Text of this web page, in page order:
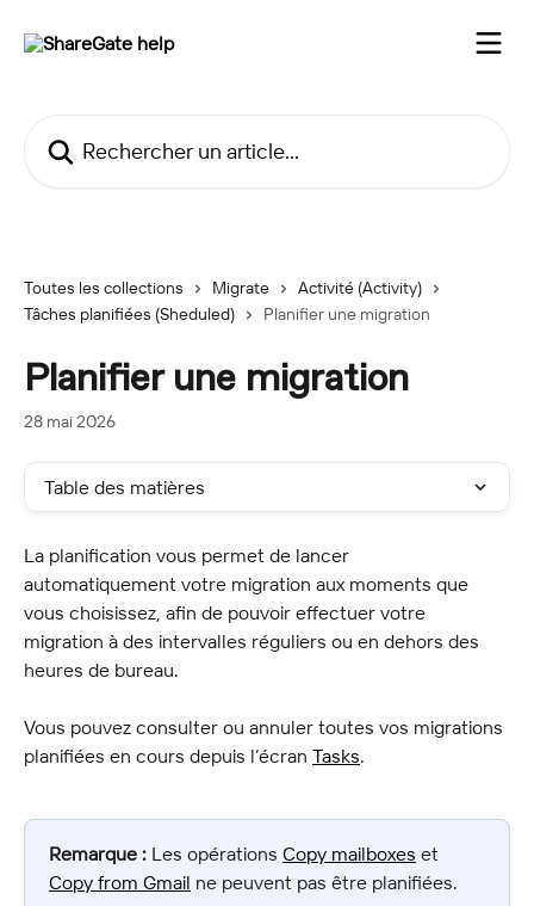
Toutes les collections Migrate
Activité (Activity)
Tâches planifiées (Sheduled)
Planifier une migration
Planifier une migration
28 mai 2026
Table des matières
La planification vous permet de lancer
automatiquement votre migration aux moments que
vous choisissez, afin de pouvoir effectuer votre
migration à des intervalles réguliers ou en dehors des
heures de bureau.
Vous pouvez consulter ou annuler toutes vos migrations
planifiées en cours depuis l’écran Tasks.
Remarque : Les opérations Copy mailboxes et
Copy from Gmail ne peuvent pas être planifiées.